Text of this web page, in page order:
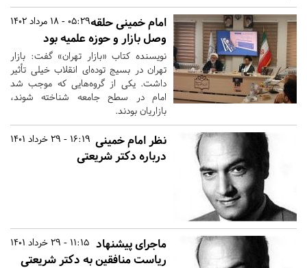
05:29 - 18 مرداد 1402امام خمینی حلقه
وصل بازار و حوزه علمیه بود
نویسنده کتاب «بازار تهران» گفت: بازار
تهران در بسیج توده‌ای انقلاب خیلی تأثیر
داشت. یکی از گروه‌هایی که موجب شد
امام در سطح جامعه شناخته شوند،
بازاریان بودند.
16:19 - 29 خرداد 1401 نظر امام خمینی
درباره دکتر شریعتی
11:15 - 29 خرداد 1401 ماجرای پیشنهاد
ریاست منافقین به دکتر شریعتی